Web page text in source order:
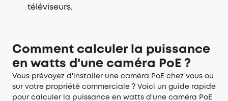
téléviseurs.
Comment calculer la puissance
en watts d'une caméra PoE ?
Vous prévoyez d'installer une caméra PoE chez vous ou
sur votre propriété commerciale ? Voici un guide rapide
pour calculer la puissance en watts d'une caméra PoE